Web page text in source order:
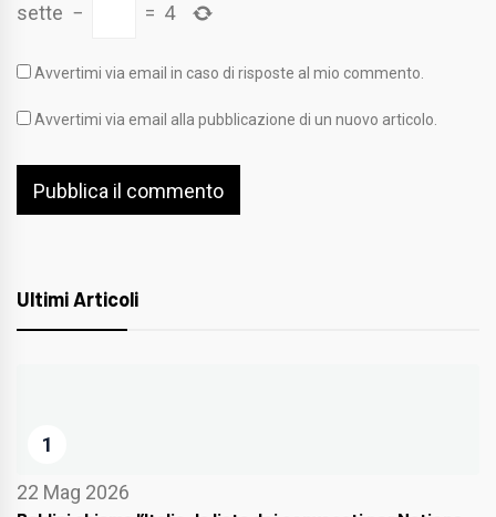
sette − = 4
Avvertimi via email in caso di risposte al mio commento.
Avvertimi via email alla pubblicazione di un nuovo articolo.
Ultimi Articoli
1
22 Mag 2026